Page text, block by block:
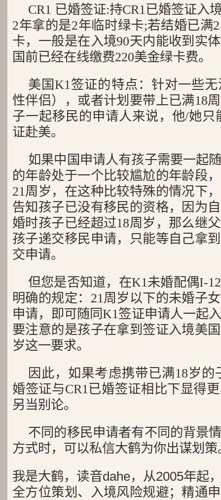
CR1 已婚签证:持CR1已婚签证入
2年拿的是2年临时绿卡;若结婚已满
卡，一般是在入境90天内能收到实
国前已经在线缴费220美金绿卡费。
美国K1签证的特点： 针对一些
性伴侣），或者计划要带上已满18
子一起移民的申请人来说，他/她只
证赴美。
如果中国申请人有孩子需要一起
的年龄处于一个比较尴尬的年龄段
21周岁，在这种比较特殊的情况下
告知孩子已没有移民的资格，因为
婚时孩子已经超过18周岁，那么继
孩子递交移民申请，只能等自己拿
交申请。
但您是否知道，在K1未婚配偶I-
明确的规定：21周岁以下的未婚子
申请，即可随同K1签证申请人一起
要注意的是孩子在拿到签证入境美
岁这一要求。
因此，如果考虑携带已满18岁
婚签证与CR1已婚签证相比下显得
另当别论。
不同的移民申请者有不同的背景
方式时，可以私信大鹤为你出谋划策
我是大鹤，读音dahe，从2005年起
全方位策划、入境风险规避；精通